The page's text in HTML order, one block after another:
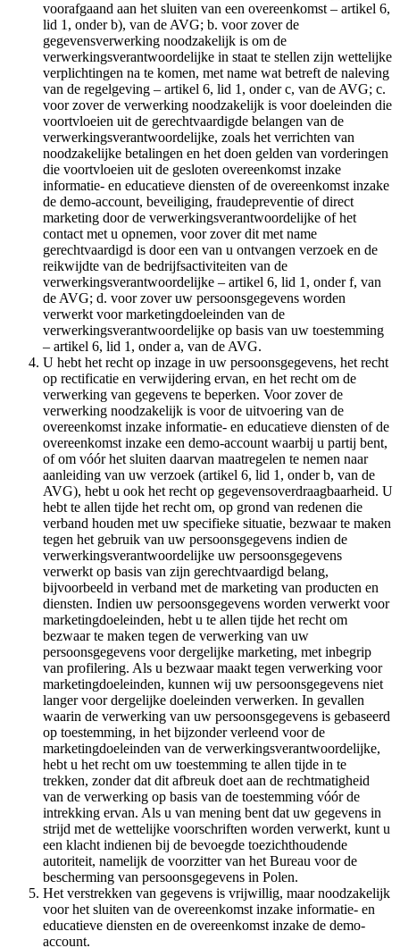
voorafgaand aan het sluiten van een overeenkomst – artikel 6,
lid 1, onder b), van de AVG; b. voor zover de
gegevensverwerking noodzakelijk is om de
verwerkingsverantwoordelijke in staat te stellen zijn wettelijke
verplichtingen na te komen, met name wat betreft de naleving
van de regelgeving – artikel 6, lid 1, onder c, van de AVG; c.
voor zover de verwerking noodzakelijk is voor doeleinden die
voortvloeien uit de gerechtvaardigde belangen van de
verwerkingsverantwoordelijke, zoals het verrichten van
noodzakelijke betalingen en het doen gelden van vorderingen
die voortvloeien uit de gesloten overeenkomst inzake
informatie- en educatieve diensten of de overeenkomst inzake
de demo-account, beveiliging, fraudepreventie of direct
marketing door de verwerkingsverantwoordelijke of het
contact met u opnemen, voor zover dit met name
gerechtvaardigd is door een van u ontvangen verzoek en de
reikwijdte van de bedrijfsactiviteiten van de
verwerkingsverantwoordelijke – artikel 6, lid 1, onder f, van
de AVG; d. voor zover uw persoonsgegevens worden
verwerkt voor marketingdoeleinden van de
verwerkingsverantwoordelijke op basis van uw toestemming
– artikel 6, lid 1, onder a, van de AVG.
U hebt het recht op inzage in uw persoonsgegevens, het recht
op rectificatie en verwijdering ervan, en het recht om de
verwerking van gegevens te beperken. Voor zover de
verwerking noodzakelijk is voor de uitvoering van de
overeenkomst inzake informatie- en educatieve diensten of de
overeenkomst inzake een demo-account waarbij u partij bent,
of om vóór het sluiten daarvan maatregelen te nemen naar
aanleiding van uw verzoek (artikel 6, lid 1, onder b, van de
AVG), hebt u ook het recht op gegevensoverdraagbaarheid. U
hebt te allen tijde het recht om, op grond van redenen die
verband houden met uw specifieke situatie, bezwaar te maken
tegen het gebruik van uw persoonsgegevens indien de
verwerkingsverantwoordelijke uw persoonsgegevens
verwerkt op basis van zijn gerechtvaardigd belang,
bijvoorbeeld in verband met de marketing van producten en
diensten. Indien uw persoonsgegevens worden verwerkt voor
marketingdoeleinden, hebt u te allen tijde het recht om
bezwaar te maken tegen de verwerking van uw
persoonsgegevens voor dergelijke marketing, met inbegrip
van profilering. Als u bezwaar maakt tegen verwerking voor
marketingdoeleinden, kunnen wij uw persoonsgegevens niet
langer voor dergelijke doeleinden verwerken. In gevallen
waarin de verwerking van uw persoonsgegevens is gebaseerd
op toestemming, in het bijzonder verleend voor de
marketingdoeleinden van de verwerkingsverantwoordelijke,
hebt u het recht om uw toestemming te allen tijde in te
trekken, zonder dat dit afbreuk doet aan de rechtmatigheid
van de verwerking op basis van de toestemming vóór de
intrekking ervan. Als u van mening bent dat uw gegevens in
strijd met de wettelijke voorschriften worden verwerkt, kunt u
een klacht indienen bij de bevoegde toezichthoudende
autoriteit, namelijk de voorzitter van het Bureau voor de
bescherming van persoonsgegevens in Polen.
Het verstrekken van gegevens is vrijwillig, maar noodzakelijk
voor het sluiten van de overeenkomst inzake informatie- en
educatieve diensten en de overeenkomst inzake de demo-
account.